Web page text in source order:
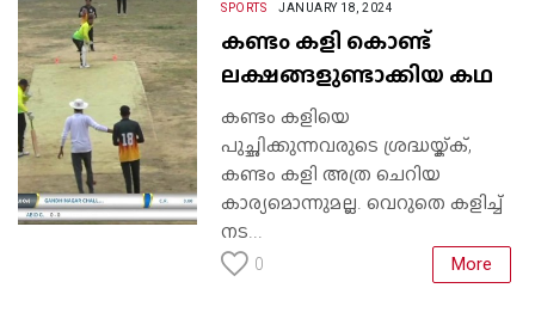
SPORTS JANUARY 18, 2024
കണ്ടം കളി കൊണ്ട്
ലക്ഷങ്ങളുണ്ടാക്കിയ കഥ
കണ്ടം കളിയെ
പുച്ഛിക്കുന്നവരുടെ ശ്രദ്ധയ്ക്ക്,
കണ്ടം കളി അത്ര ചെറിയ
കാര്യമൊന്നുമല്ല. വെറുതെ കളിച്ച്
നട...
0 More